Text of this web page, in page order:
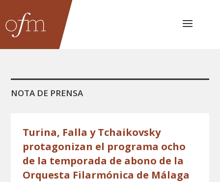
NOTA DE PRENSA
Turina, Falla y Tchaikovsky
protagonizan el programa ocho
de la temporada de abono de la
Orquesta Filarmónica de Málaga